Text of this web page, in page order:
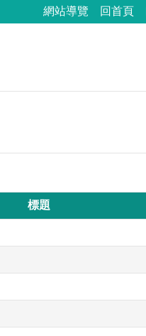
網站導覽 回首頁
標題